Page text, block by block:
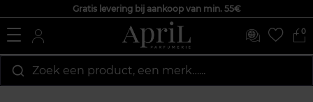
Gratis levering bij aankoop van min. 55€
0
Zoek een product, een merk…...